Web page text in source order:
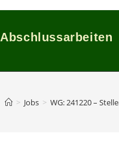
Abschlussarbeiten
> Jobs > WG: 241220 –